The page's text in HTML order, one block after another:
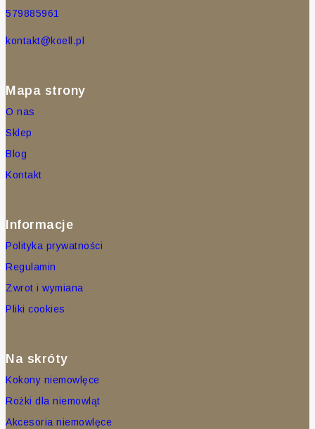
579885961
kontakt@koell.pl
Mapa strony
O nas
Sklep
Blog
Kontakt
Informacje
Polityka prywatności
Regulamin
Zwrot i wymiana
Pliki cookies
Na skróty
Kokony niemowlęce
Rożki dla niemowląt
Akcesoria niemowlęce